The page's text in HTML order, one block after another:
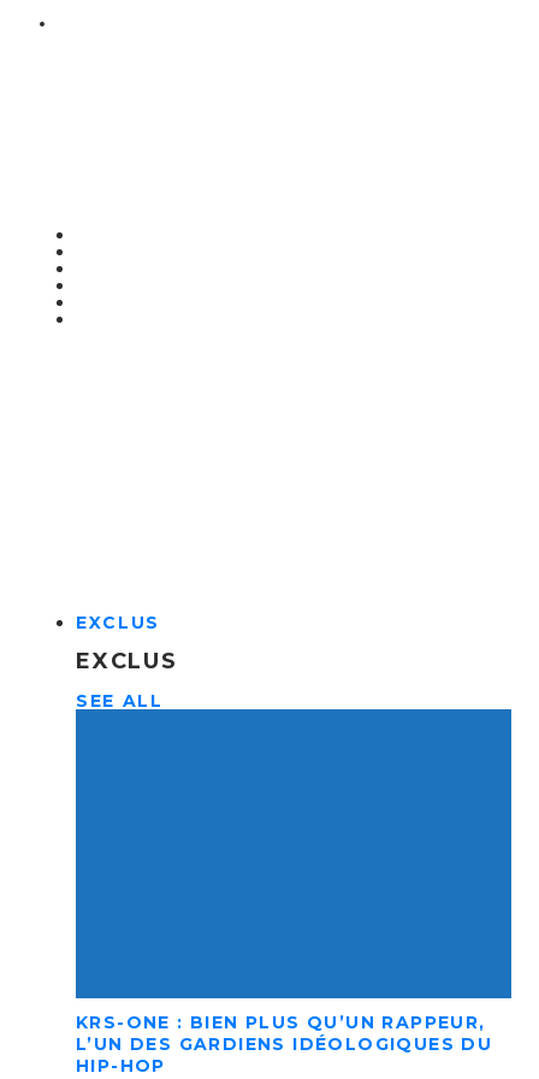
EXCLUS
EXCLUS
SEE ALL
KRS-ONE : BIEN PLUS QU’UN RAPPEUR,
L’UN DES GARDIENS IDÉOLOGIQUES DU
HIP-HOP